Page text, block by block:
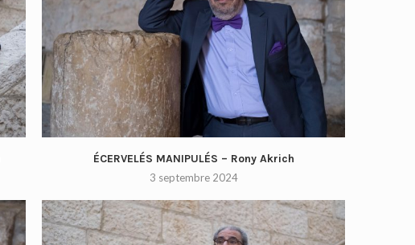
ÉCERVELÉS MANIPULÉS – Rony Akrich
3 septembre 2024